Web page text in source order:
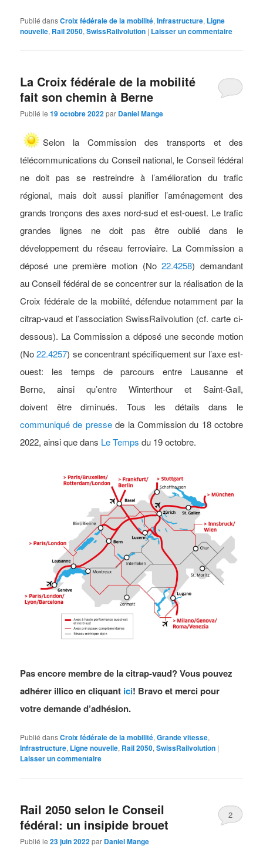
Publié dansCroix fédérale de la mobilité,Infrastructure, Ligne
nouvelle, Rail 2050,SwissRailvolution | Laisser un commentaire
La Croix fédérale de la mobilité
fait son chemin à Berne
Publié le19 octobre 2022par Daniel Mange
Selon la Commission des transports et des
télécommunications du Conseil national, le Conseil fédéral
ne doit pas se restreindre à l’amélioration du trafic
régional, mais doit aussi planifier l’aménagement des
grands tronçons des axes nord-sud et est-ouest. Le trafic
grandes lignes ne doit pas être oublié dans le
développement du réseau ferroviaire. La Commission a
déposé une première motion (No22.4258) demandant
au Conseil fédéral de se concentrer sur la réalisation de la
Croix fédérale de la mobilité, défendue notamment par la
citrap-vaud et l’association SwissRailvolution (cf. carte ci-
dessous). La Commission a déposé une seconde motion
(No22.4257) se concentrant spécifiquement sur l’axe est-
ouest: les temps de parcours entre Lausanne et
Berne, ainsi qu’entre Winterthour et Saint-Gall,
doivent être diminués. Tous les détails dans le
communiqué de pressede la Commission du 18 octobre
2022, ainsi que dans Le Temps du 19 octobre.
Pas encore membre de la citrap-vaud? Vous pouvez
adhérer illico en cliquant ici! Bravo et merci pour
votre demande d’adhésion.
Publié dansCroix fédérale de la mobilité,Grande vitesse,
Infrastructure, Ligne nouvelle, Rail 2050,SwissRailvolution |
Laisser un commentaire
Rail 2050 selon le Conseil
fédéral: un insipide brouet
Publié le23 juin 2022par Daniel Mange
2